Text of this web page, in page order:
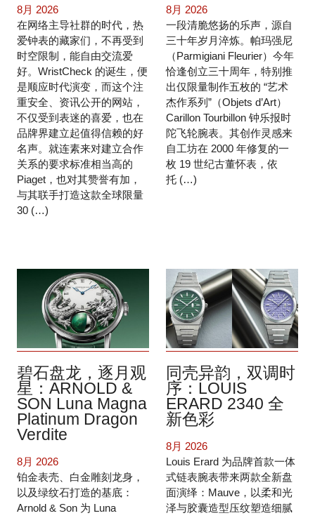
8月 2026
在网络主导社群的时代，热
爱钟表的藏家们，不再受到
时空限制，能自由交流爱
好。WristCheck 的诞生，便
是顺应时代演变，而这个注
重安全、资讯公开的网站，
不仅受到表迷的喜爱，也在
品牌界建立起值得信赖的好
名声。就连素来对建立合作
关系的要求标准相当高的
Piaget，也对其赞誉有加，
与其联手打造这款全球限量
30 (…)
8月 2026
一段清脆悠扬的乐声，源自
三十年岁月淬炼。帕玛强尼
（Parmigiani Fleurier）今年
恰逢创立三十周年，特别推
出仅限量制作五枚的 “艺术
杰作系列”（Objets d’Art）
Carillon Tourbillon 钟乐报时
陀飞轮腕表。其创作灵感来
自工坊在 2000 年修复的一
枚 19 世纪古董怀表，依
托 (…)
碧石盘龙，逐月观
星：ARNOLD &
SON Luna Magna
Platinum Dragon
Verdite
8月 2026
铂金表壳、白金雕刻龙身，
以及绿纹石打造的基底：
Arnold & Son 为 Luna
同壳异韵，双调时
序：LOUIS
ERARD 2340 全
新色彩
8月 2026
Louis Erard 为品牌首款一体
式链表腕表带来两款全新盘
面演绎：Mauve，以柔和光
泽与胶囊造型压纹塑造细腻